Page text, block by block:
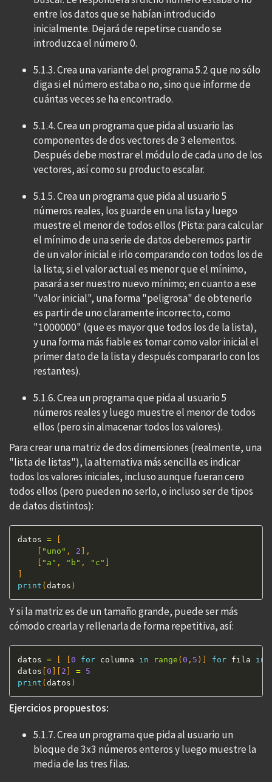
entre los datos que se habían introducido
inicialmente. Dejará de repetirse cuando se
introduzca el número 0.
5.1.3. Crea una variante del programa 5.2 que no sólo
diga si el número estaba o no, sino que informe de
cuántas veces se ha encontrado.
5.1.4. Crea un programa que pida al usuario las
componentes de dos vectores de 3 elementos.
Después debe mostrar el módulo de cada uno de los
vectores, así como su producto escalar.
5.1.5. Crea un programa que pida al usuario 5
números reales, los guarde en una lista y luego
muestre el menor de todos ellos (Pista: para calcular
el mínimo de una serie de datos deberemos partir
de un valor inicial e irlo comparando con todos los de
la lista; si el valor actual es menor que el mínimo,
pasará a ser nuestro nuevo mínimo; en cuanto a ese
"valor inicial", una forma "peligrosa" de obtenerlo
es partir de uno claramente incorrecto, como
"1000000" (que es mayor que todos los de la lista),
y una forma más fiable es tomar como valor inicial el
primer dato de la lista y después compararlo con los
restantes).
5.1.6. Crea un programa que pida al usuario 5
números reales y luego muestre el menor de todos
ellos (pero sin almacenar todos los valores).
Para crear una matriz de dos dimensiones (realmente, una
"lista de listas"), la alternativa más sencilla es indicar
todos los valores iniciales, incluso aunque fueran cero
todos ellos (pero pueden no serlo, o incluso ser de tipos
de datos distintos):
datos =
"uno" , 2
,
"a" , "b" , "c"
print ( datos )
Y si la matriz es de un tamaño grande, puede ser más
cómodo crearla y rellenarla de forma repetitiva, así:
datos = [ [0 for columna in range (0 , 5 ) ] for fila in
datos [0 ] [ 2 ] = 5
print (datos )
Ejercicios propuestos:
5.1.7. Crea un programa que pida al usuario un
bloque de 3x3 números enteros y luego muestre la
media de las tres filas.